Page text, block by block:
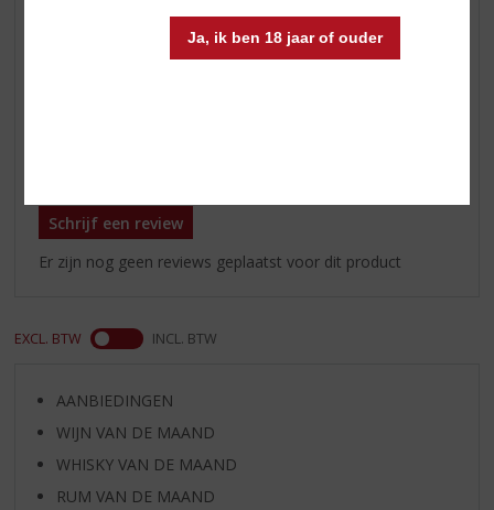
Ja, ik ben 18 jaar of ouder
zoet met tonen van rijpe perziken
Schrijf een review
Er zijn nog geen reviews geplaatst voor dit product
EXCL. BTW INCL. BTW
AANBIEDINGEN
WIJN VAN DE MAAND
WHISKY VAN DE MAAND
RUM VAN DE MAAND